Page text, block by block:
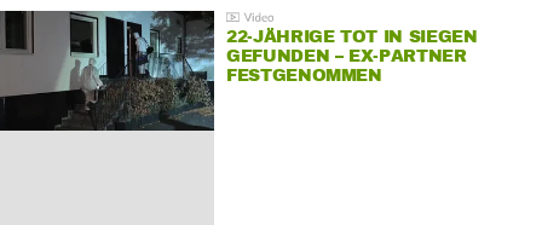
22-JÄHRIGE TOT IN SIEGEN
GEFUNDEN – EX-PARTNER
FESTGENOMMEN